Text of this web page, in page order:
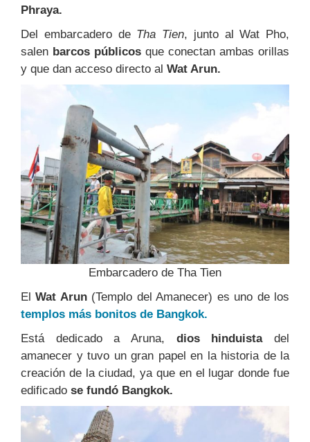
Phraya.
Del embarcadero de Tha Tien, junto al Wat Pho,
salen barcos públicos que conectan ambas orillas
y que dan acceso directo al Wat Arun.
Embarcadero de Tha Tien
ElWat Arun(Templo del Amanecer) es uno de los
templos más bonitos de Bangkok.
Está dedicado a Aruna, dios hinduistadel
amanecer y tuvo un gran papel en la historia de la
creación de la ciudad, ya que en el lugar donde fue
edificado se fundó Bangkok.